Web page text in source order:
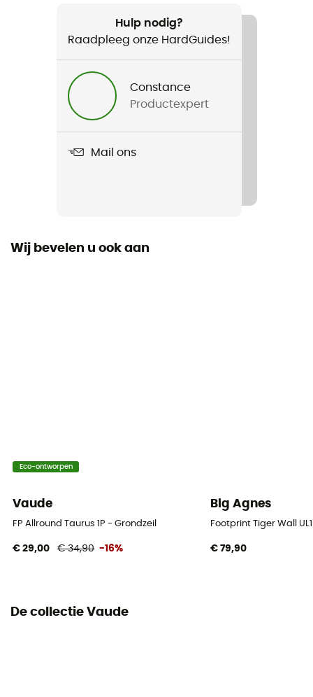
Hulp nodig?
Raadpleeg onze HardGuides!
Constance
Productexpert
Mail ons
Wij bevelen u ook aan
Eco-ontworpen
Vaude
FP Allround Taurus 1P - Grondzeil
€ 29,00 € 34,90 -16%
Big Agnes
Footprint Tiger Wall
€ 79,90
De collectie Vaude